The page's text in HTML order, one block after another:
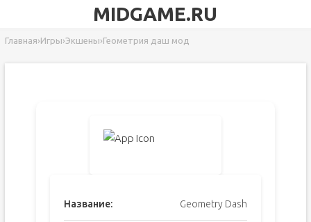
MIDGAME.RU
Главная›Игры›Экшены›Геометрия даш мод
Название: Geometry Dash